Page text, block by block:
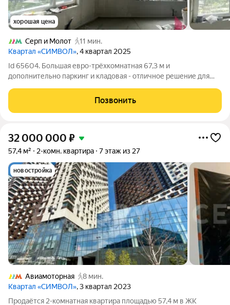
хорошая цена
Серп и Молот
11 мин.
Квартал «СИМВОЛ», 4 квартал 2025
Id 65604. Большая евро-трёхкомнатная 67,3 м и
дополнительно паркинг и кладовая - отличное решение для
окон Просторная кухня-гостиная 2 совмещённых санузла
Современная планировка евро-формата с
Позвонить
32 000 000 ₽
57,4 м² 2-комн. квартира 7 этаж из 27
новостройка
Авиамоторная
8 мин.
Квартал «СИМВОЛ», 3 квартал 2023
Продаётся 2-комнатная квартира площадью 57,4 м в ЖК